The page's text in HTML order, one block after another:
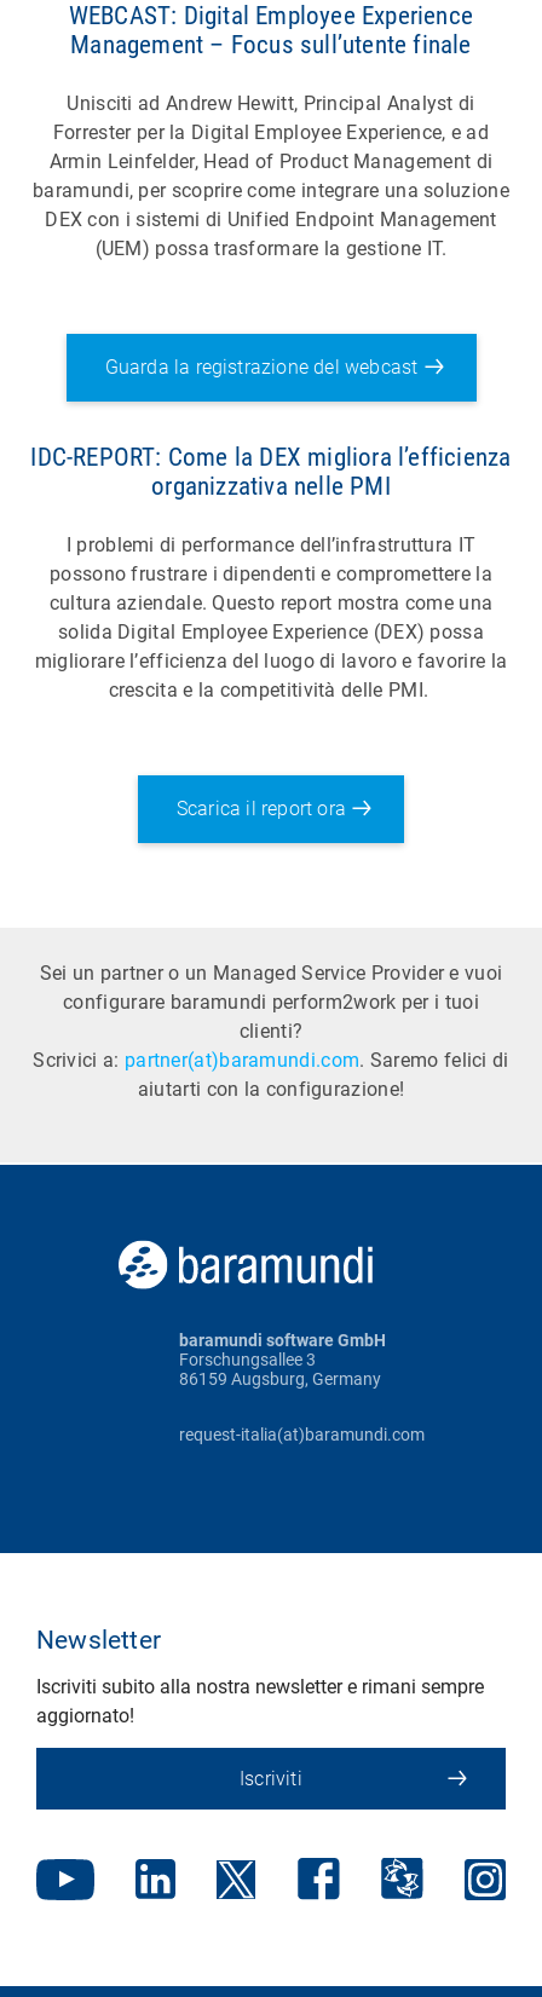
WEBCAST: Digital Employee Experience
Management – Focus sull’utente finale
Unisciti ad Andrew Hewitt, Principal Analyst di
Forrester per la Digital Employee Experience, e ad
Armin Leinfelder, Head of Product Management di
baramundi, per scoprire come integrare una soluzione
DEX con i sistemi di Unified Endpoint Management
(UEM) possa trasformare la gestione IT.
Guarda la registrazione del webcast
IDC-REPORT: Come la DEX migliora l’efficienza
organizzativa nelle PMI
I problemi di performance dell’infrastruttura IT
possono frustrare i dipendenti e compromettere la
cultura aziendale. Questo report mostra come una
solida Digital Employee Experience (DEX) possa
migliorare l’efficienza del luogo di lavoro e favorire la
crescita e la competitività delle PMI.
Scarica il report ora
Sei un partner o un Managed Service Provider e vuoi
configurare baramundi perform2work per i tuoi
clienti?
Scrivici a: partner(at)baramundi.com. Saremo felici di
aiutarti con la configurazione!
baramundi software GmbH
Forschungsallee 3
86159 Augsburg, Germany
request-italia(at)baramundi.com
Newsletter
Iscriviti subito alla nostra newsletter e rimani sempre
aggiornato!
Iscriviti